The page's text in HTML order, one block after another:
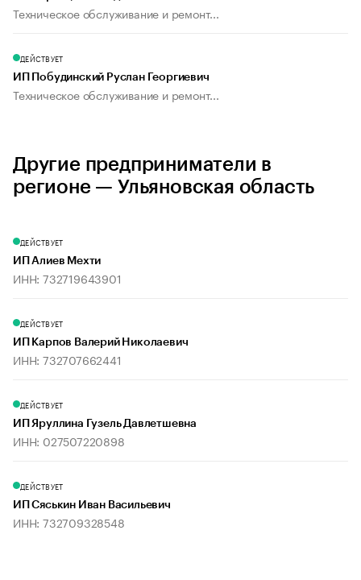
Техническое обслуживание и ремонт...
ДЕЙСТВУЕТ
ИП Побудинский Руслан Георгиевич
Техническое обслуживание и ремонт...
Другие предприниматели в
регионе — Ульяновская область
ДЕЙСТВУЕТ
ИП Алиев Мехти
ИНН: 732719643901
ДЕЙСТВУЕТ
ИП Карпов Валерий Николаевич
ИНН: 732707662441
ДЕЙСТВУЕТ
ИП Яруллина Гузель Давлетшевна
ИНН: 027507220898
ДЕЙСТВУЕТ
ИП Сяськин Иван Васильевич
ИНН: 732709328548